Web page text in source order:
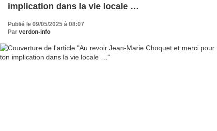
implication dans la vie locale …
Publié le 09/05/2025 à 08:07
Par verdon-info